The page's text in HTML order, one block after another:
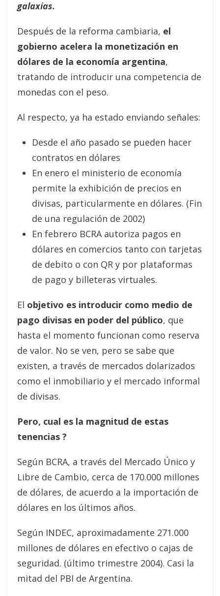
galaxias.
Después de la reforma cambiaria, el
gobierno acelera la monetización en
dólares de la economía argentina,
tratando de introducir una competencia de
monedas con el peso.
Al respecto, ya ha estado enviando señales:
Desde el año pasado se pueden hacer
contratos en dólares
En enero el ministerio de economía
permite la exhibición de precios en
divisas, particularmente en dólares. (Fin
de una regulación de 2002)
En febrero BCRA autoriza pagos en
dólares en comercios tanto con tarjetas
de debito o con QR y por plataformas
de pago y billeteras virtuales.
El objetivo es introducir como medio de
pago divisas en poder del público, que
hasta el momento funcionan como reserva
de valor. No se ven, pero se sabe que
existen, a través de mercados dolarizados
como el inmobiliario y el mercado informal
de divisas.
Pero, cual es la magnitud de estas
tenencias ?
Según BCRA, a través del Mercado Único y
Libre de Cambio, cerca de 170.000 millones
de dólares, de acuerdo a la importación de
dólares en los últimos años.
Según INDEC, aproximadamente 271.000
millones de dólares en efectivo o cajas de
seguridad. (último trimestre 2004). Casi la
mitad del PBI de Argentina.